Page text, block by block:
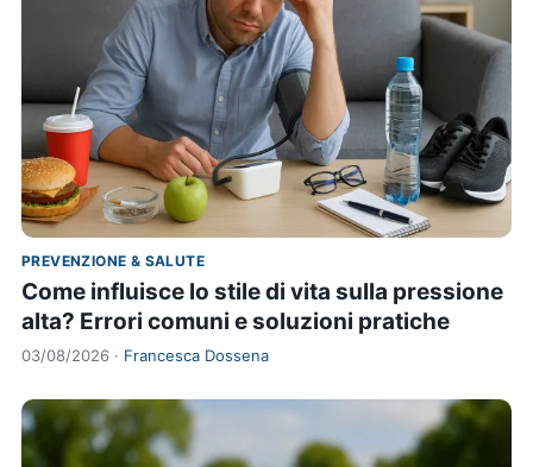
PREVENZIONE & SALUTE
Come influisce lo stile di vita sulla pressione
alta? Errori comuni e soluzioni pratiche
03/08/2026 · Francesca Dossena